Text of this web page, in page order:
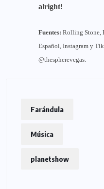
alright!
Fuentes: Rolling Stone,
Español, Instagram y
@thespherevegas.
Farándula
Música
planetshow